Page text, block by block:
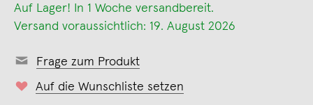
Auf Lager! In 1 Woche versandbereit.
Versand voraussichtlich: 19. August 2026
Frage zum Produkt
Auf die Wunschliste setzen